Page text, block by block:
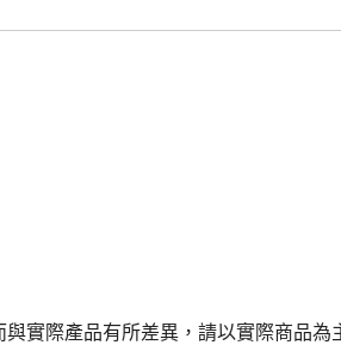
實際產品有所差異，請以實際商品為